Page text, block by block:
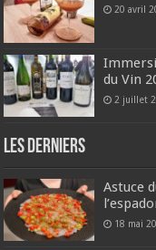
20 avril
du Vin
2 juillet
Les derniers
Astuce
18 mai